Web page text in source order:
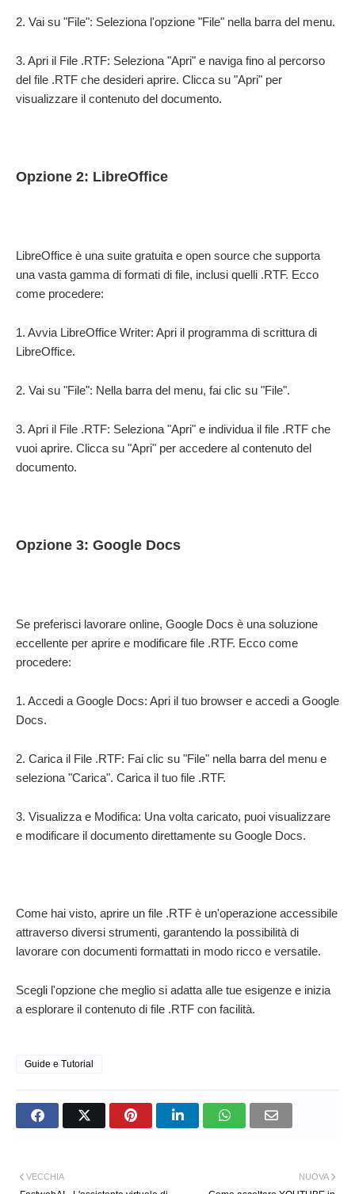
2. Vai su "File": Seleziona l'opzione "File" nella barra del menu.
3. Apri il File .RTF: Seleziona "Apri" e naviga fino al percorso
del file .RTF che desideri aprire. Clicca su "Apri" per
visualizzare il contenuto del documento.
Opzione 2: LibreOffice
LibreOffice è una suite gratuita e open source che supporta
una vasta gamma di formati di file, inclusi quelli .RTF. Ecco
come procedere:
1. Avvia LibreOffice Writer: Apri il programma di scrittura di
LibreOffice.
2. Vai su "File": Nella barra del menu, fai clic su "File".
3. Apri il File .RTF: Seleziona "Apri" e individua il file .RTF che
vuoi aprire. Clicca su "Apri" per accedere al contenuto del
documento.
Opzione 3: Google Docs
Se preferisci lavorare online, Google Docs è una soluzione
eccellente per aprire e modificare file .RTF. Ecco come
procedere:
1. Accedi a Google Docs: Apri il tuo browser e accedi a Google
Docs.
2. Carica il File .RTF: Fai clic su "File" nella barra del menu e
seleziona "Carica". Carica il tuo file .RTF.
3. Visualizza e Modifica: Una volta caricato, puoi visualizzare
e modificare il documento direttamente su Google Docs.
Come hai visto, aprire un file .RTF è un'operazione accessibile
attraverso diversi strumenti, garantendo la possibilità di
lavorare con documenti formattati in modo ricco e versatile.
Scegli l'opzione che meglio si adatta alle tue esigenze e inizia
a esplorare il contenuto di file .RTF con facilità.
Guide e Tutorial
NUOVA
VECCHIA